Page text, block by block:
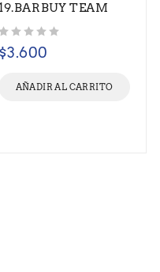
TEAM
$3.600
AÑADIR AL CARRITO